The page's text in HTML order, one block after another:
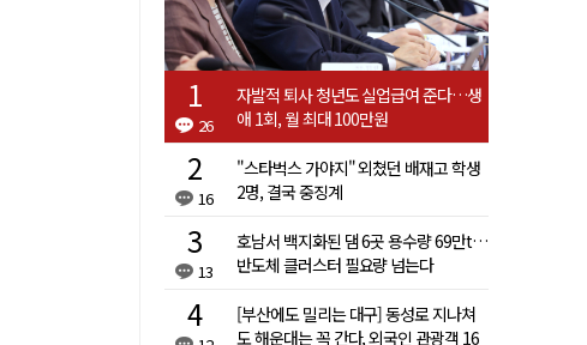
26
자발적 퇴사 청년도 실업급여 준다…생
애 1회, 월 최대 100만원
16
"스타벅스 가야지" 외쳤던 배재고 학생
2명, 결국 중징계
13
호남서 백지화된 댐 6곳 용수량 69만t…
반도체 클러스터 필요량 넘는다
[부산에도 밀리는 대구] 동성로 지나쳐
도 해운대는 꼭 간다, 외국인 관광객 16